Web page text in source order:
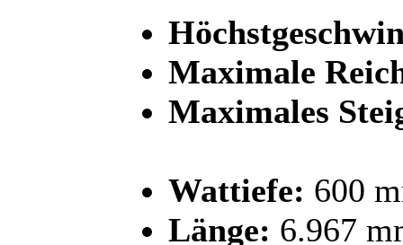
Maximale
Maximales
Wattiefe: 600
Länge: 6.967